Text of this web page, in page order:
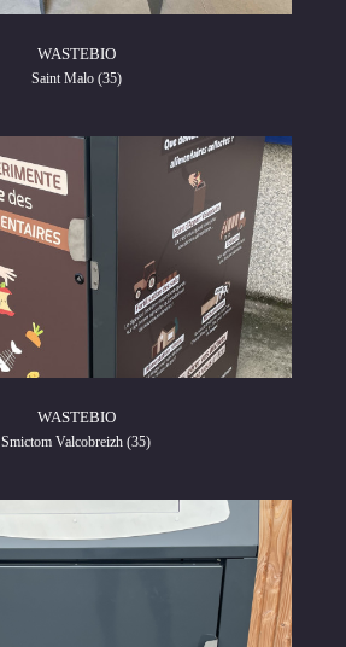
WASTEBIO
Saint Malo (35)
WASTEBIO
Smictom Valcobreizh (35)